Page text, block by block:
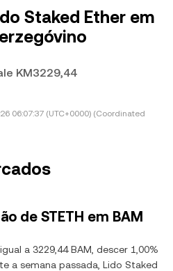
Staked Ether em
KM3229,44
06:07:37 (UTC+0000) (Coordinated
de STETH em BAM
a 3229,44 BAM, descer 1,00%
a semana passada, Lido Staked